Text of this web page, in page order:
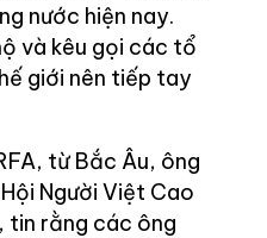
nước hiện nay.
và kêu gọi các tổ
giới nên tiếp tay
từ Bắc Âu, ông
Người Việt Cao
tin rằng các ông